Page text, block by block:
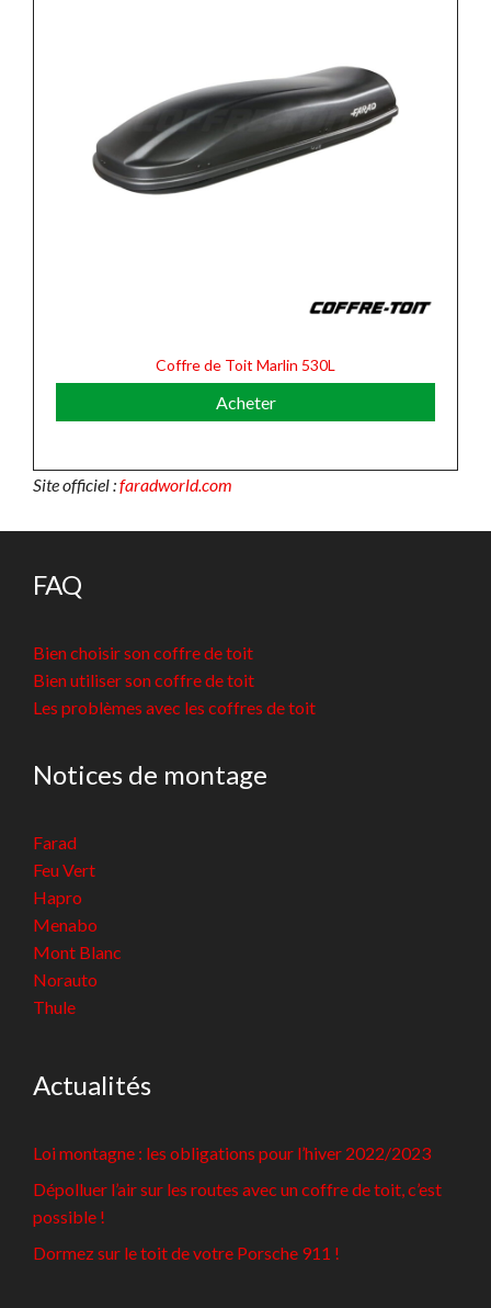
Coffre de Toit Marlin 530L
Acheter
Site officiel :faradworld.com
FAQ
Bien choisir son coffre de toit
Bien utiliser son coffre de toit
Les problèmes avec les coffres de toit
Notices de montage
Farad
Feu Vert
Hapro
Menabo
Mont Blanc
Norauto
Thule
Actualités
Loi montagne : les obligations pour l’hiver 2022/2023
Dépolluer l’air sur les routes avec un coffre de toit, c’est
possible !
Dormez sur le toit de votre Porsche 911 !